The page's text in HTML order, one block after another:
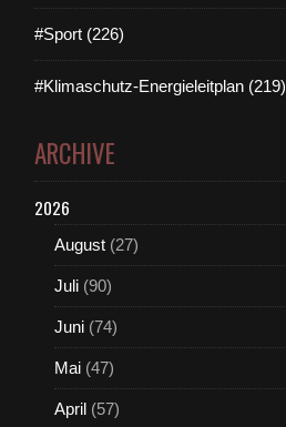
#Sport (226)
#Klimaschutz-Energieleitplan (219)
ARCHIVE
2026
August (27)
Juli (90)
Juni (74)
Mai (47)
April (57)